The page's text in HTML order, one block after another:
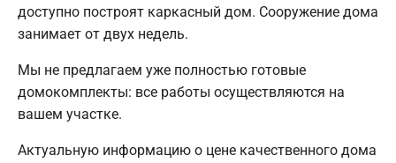
доступно построят каркасный дом. Сооружение дома
занимает от двух недель.
Мы не предлагаем уже полностью готовые
домокомплекты: все работы осуществляются на
вашем участке.
Актуальную информацию о цене качественного дома